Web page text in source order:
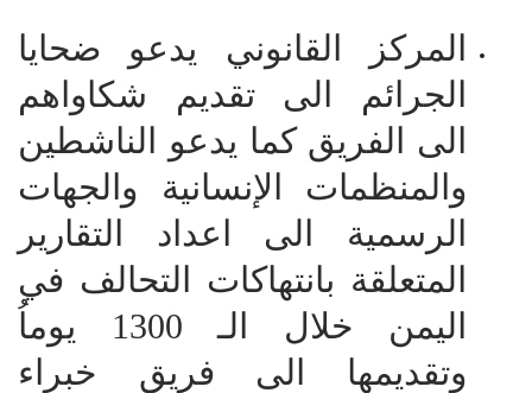
المركز القانوني يدعو ضحايا
الجرائم الى تقديم شكاواهم
الى الفريق كما يدعو الناشطين
والمنظمات الإنسانية والجهات
الرسمية الى اعداد التقارير
المتعلقة بانتهاكات التحالف في
اليمن خلال الـ 1300 يوماُ
وتقديمها الى فريق خبراء